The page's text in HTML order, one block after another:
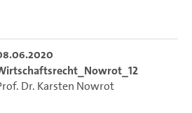
Dr. Karsten Nowrot